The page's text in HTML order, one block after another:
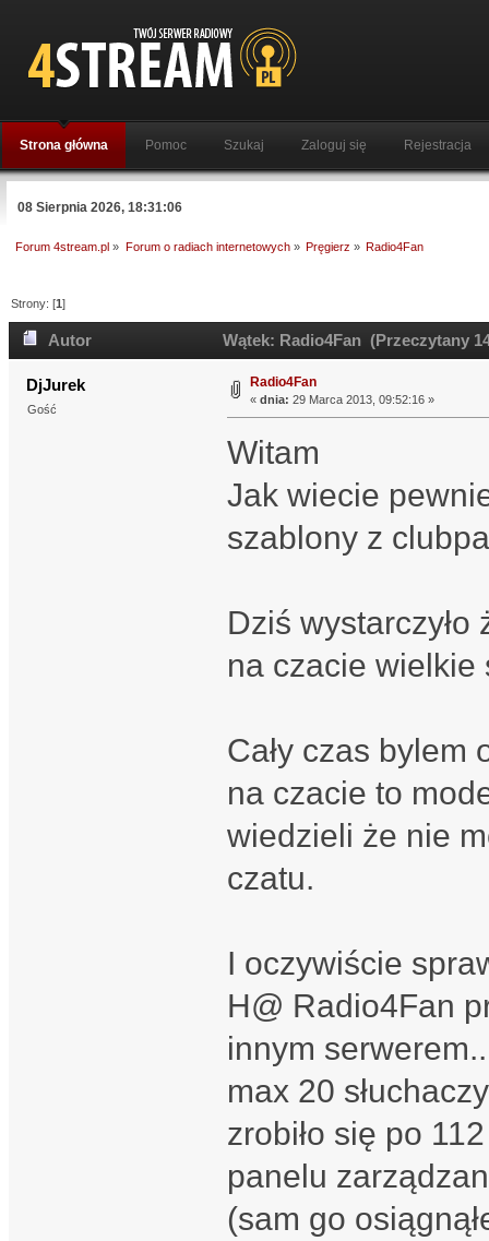
Strona główna Pomoc Szukaj Zaloguj się Rejestracja
08 Sierpnia 2026, 18:31:06
Forum 4stream.pl » Forum o radiach internetowych» Pręgierz » Radio4Fan
Strony: [1]
Autor Wątek: Radio4Fan (Przeczytany
DjJurek
Gość
Radio4Fan
« dnia: 29 Marca 2013, 09:52:16 »
Witam
Jak wiecie
szablony z
Dziś wystarczyło
na czacie wielkie
Cały czas bylem
na czacie to
wiedzieli że nie
czatu.
I oczywiście
H@ Radio4Fan
innym
max 20
zrobiło się po
panelu
(sam go